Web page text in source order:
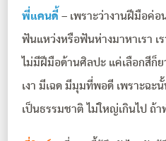
พี่แคนดี้ – เพราะว่างานฝีมือค่อ
ฟันแหว่งหรือฟันห่างมาหาเรา เ
ไม่มีฝีมือด้านศิลปะ แค่เลือกสีก็
เงา มีเฉด มีมุมที่พอดี เพราะฉะ
เป็นธรรมชาติ ไม่ใหญ่เกินไป ถ้